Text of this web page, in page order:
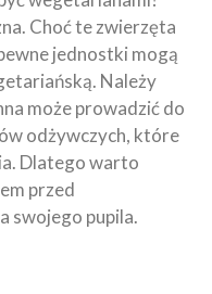
Choć te zwierzęta
jednostki mogą
Należy
może prowadzić do
odżywczych, które
Dlatego warto
przed
swojego pupila.